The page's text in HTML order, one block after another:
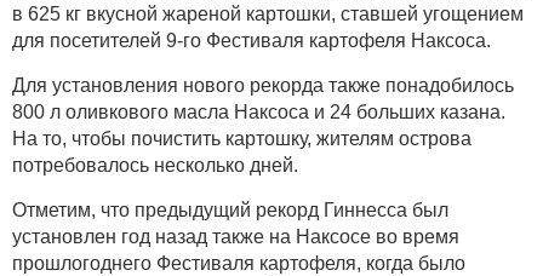
в 625 кг вкусной жареной картошки, ставшей угощением
для посетителей 9-го Фестиваля картофеля Наксоса.
Для установления нового рекорда также понадобилось
800 л оливкового масла Наксоса и 24 больших казана.
На то, чтобы почистить картошку, жителям острова
потребовалось несколько дней.
Отметим, что предыдущий рекорд Гиннесса был
установлен год назад также на Наксосе во время
прошлогоднего Фестиваля картофеля, когда было